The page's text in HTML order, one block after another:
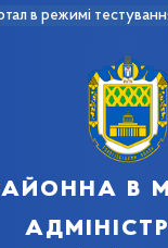
в режимі
в